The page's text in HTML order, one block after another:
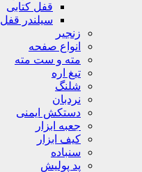
قفل کتابی
سیلندر قفل
زنجیر
انواع صفحه
مته و ست مته
تیغ اره
شلنگ
نردبان
دستکش ایمنی
جعبه ابزار
کیف ابزار
سنباده
پد پولیش